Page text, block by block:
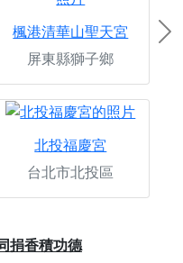
楓港清華山聖天宮
屏東縣獅子鄉
北投福慶宮
台北市北投區